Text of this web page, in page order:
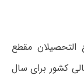
التحصیلان مقطع
کشور برای سال